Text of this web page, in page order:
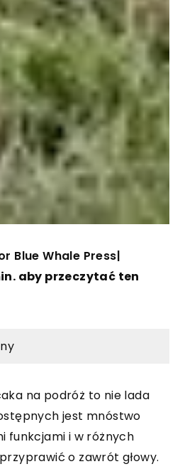
Blue Whale Press|
aby przeczytać ten
na podróż to nie lada
jest mnóstwo
funkcjami i w różnych
o zawrót głowy.